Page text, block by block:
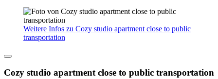
Weitere Infos zu Cozy studio apartment close to public
transportation
Cozy studio apartment close to public transportation